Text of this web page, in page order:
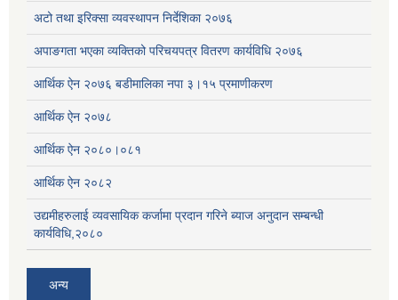
अटो तथा इरिक्सा व्यवस्थापन निर्देशिका २०७६
अपाङगता भएका व्यक्तिको परिचयपत्र वितरण कार्यविधि २०७६
आर्थिक ऐन २०७६ बडीमालिका नपा ३।१५ प्रमाणीकरण
आर्थिक ऐन २०७८
आर्थिक ऐन २०८०।०८१
आर्थिक ऐन २०८२
उद्यमीहरुलाई व्यवसायिक कर्जामा प्रदान गरिने ब्याज अनुदान सम्बन्धी
कार्यविधि,२०८०
अन्य